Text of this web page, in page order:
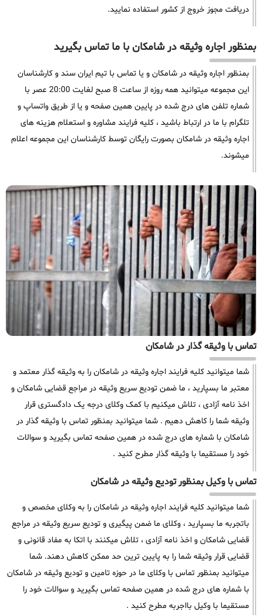
دریافت مجوز خروج از کشور استفاده نمایید.
بمنظور اجاره وثیقه در شامکان با ما تماس بگیرید
بمنظور اجاره وثیقه در شامکان و یا تماس با تیم ایران سند و کارشناسان
این مجموعه میتوانید همه روزه از ساعت 8 صبح لغایت 20:00 عصر با
شماره تلفن های درج شده در پایین همین صفحه و یا از طریق واتساپ و
تلگرام با ما در ارتباط باشید ، کلیه فرایند مشاوره و استعلام هزینه های
اجاره وثیقه در شامکان بصورت رایگان توسط کارشناسان این مجموعه اعلام
میشوند.
تماس با وثیقه گذار در شامکان
شما میتوانید کلیه فرایند اجاره وثیقه در شامکان را به وثیقه گذار معتمد و
معتبر ما بسپارید ، ما ضمن تودیع سریع وثیقه در مراجع قضایی شامکان و
اخذ نامه آزادی ، تلاش میکنیم با کمک وکلای درجه یک دادگستری قرار
وثیقه شما را کاهش دهیم . شما میتوانید بمنظور تماس با وثیقه گذار در
شامکان با شماره های درج شده در همین صفحه تماس بگیرید و سوالات
خود را مستقیما با وثیقه گذار مطرح کنید .
تماس با وکیل بمنظور تودیع وثیقه در شامکان
شما میتوانید کلیه فرایند اجاره وثیقه در شامکان را به وکلای مخصص و
باتجربه ما بسپارید ، وکلای ما ضمن پیگیری و تودیع سریع وثیقه در مراجع
قضایی شامکان و اخذ نامه آزادی ، تلاش میکنند با اتکا به مفاد قانونی و
قضایی قرار وثیقه شما را به پایین ترین حد ممکن کاهش دهند. شما
میتوانید بمنظور تماس با وکلای ما در حوزه تامین و تودیع وثیقه در شامکان
با شماره های درج شده در همین صفحه تماس بگیرید و سوالات خود را
مستقیما با وکیل بااجربه مطرح کنید .